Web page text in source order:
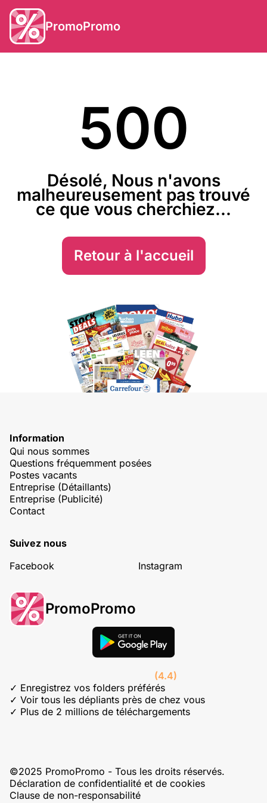
PromoPromo
500
Désolé, Nous n'avons
malheureusement pas trouvé
ce que vous cherchiez...
Retour à l'accueil
Information
Qui nous sommes
Questions fréquemment posées
Postes vacants
Entreprise (Détaillants)
Entreprise (Publicité)
Contact
Suivez nous
Facebook
Instagram
PromoPromo
(4.4)
✓ Enregistrez vos folders préférés
✓ Voir tous les dépliants près de chez vous
✓ Plus de 2 millions de téléchargements
©2025 PromoPromo - Tous les droits réservés.
Déclaration de confidentialité et de cookies
Clause de non-responsabilité